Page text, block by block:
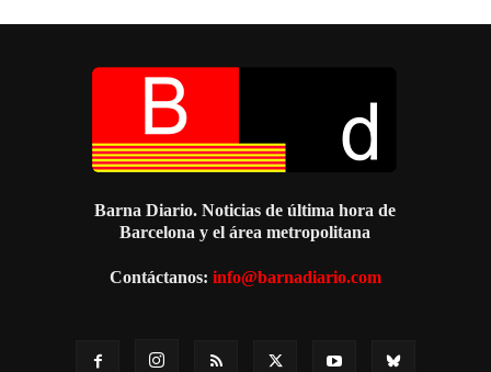
Barna Diario. Noticias de última hora de
Barcelona y el área metropolitana
Contáctanos: info@barnadiario.com